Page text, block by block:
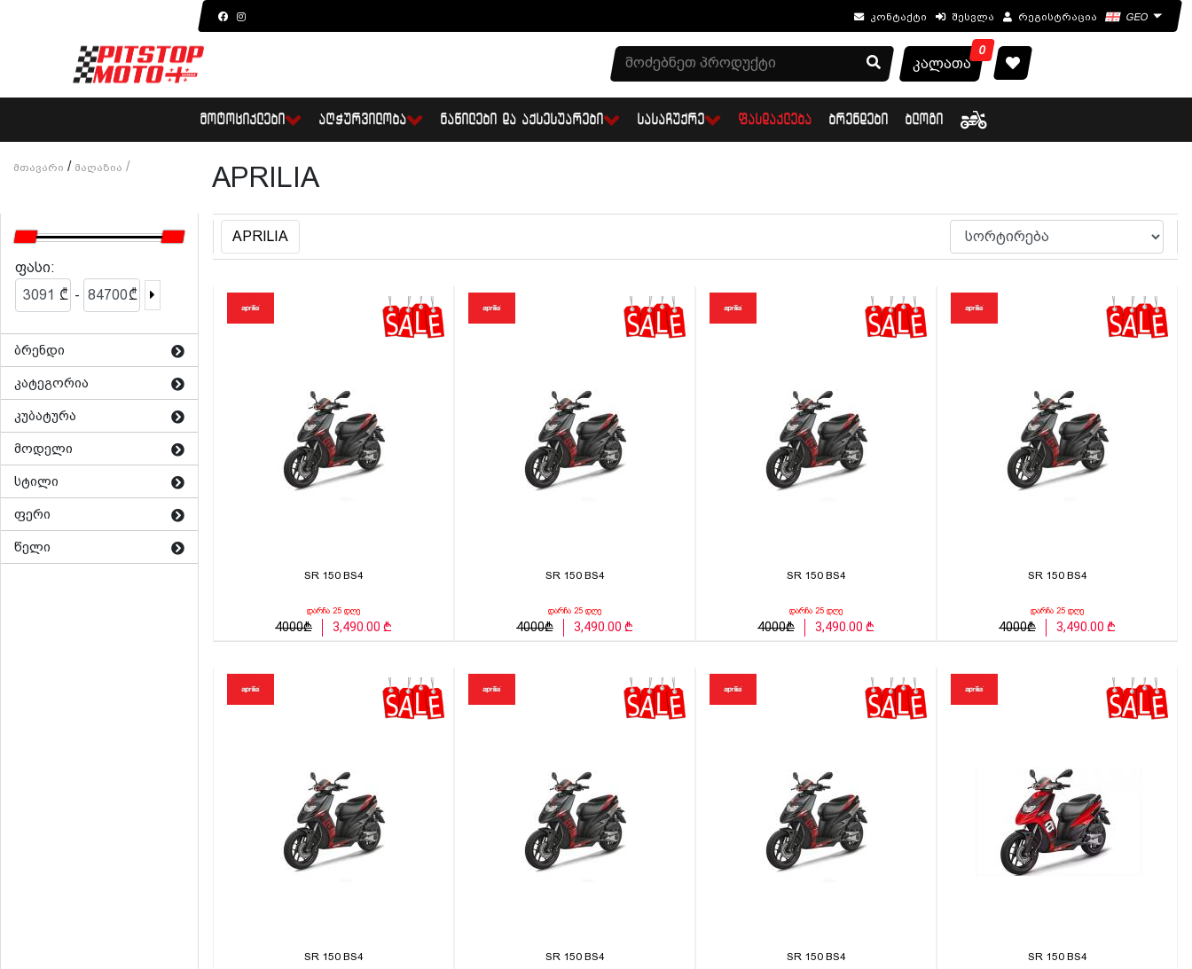
კონტაქტი შესვლა რეგისტრაცია GEO
0
კალათა
ᲛᲝᲢᲝᲪᲘᲙᲚᲔᲑᲘ ᲐᲦᲭᲣᲠᲕᲘᲚᲝᲑᲐ ᲜᲐᲬᲘᲚᲔᲑᲘ ᲓᲐ ᲐᲥᲡᲔᲡᲣᲐᲠᲔᲑᲘ ᲡᲐᲡᲐᲩᲣᲥᲠᲔ ᲤᲐᲡᲓᲐᲙᲚᲔᲑᲐ ᲑᲠᲔᲜᲓᲔᲑᲘ ᲑᲚᲝᲒᲘ
Მთავარი / Მაღაზია / APRILIA
ფასი:
₾ - ₾
ბრენდი
კატეგორია
კუბატურა
მოდელი
სტილი
ფერი
წელი
APRILIA
SR 150 BS4
დარჩა 25 დღე
4000₾ 3,490.00 ₾
SR 150 BS4
დარჩა 25 დღე
4000₾ 3,490.00 ₾
SR 150 BS4
დარჩა 25 დღე
4000₾ 3,490.00 ₾
SR 150 BS4
დარჩა 25 დღე
4000₾ 3,490.00 ₾
SR 150 BS4 SR 150 BS4 SR 150 BS4 SR 150 BS4